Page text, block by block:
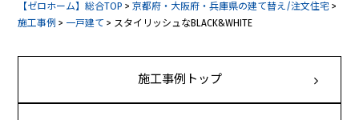
【ゼロホーム】総合TOP >京都府・大阪府・兵庫県の建て替え/注文住宅 >
施工事例 > 一戸建て > スタイリッシュなBLACK&WHITE
施工事例トップ